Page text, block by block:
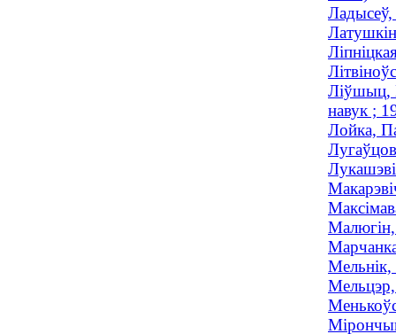
Ладысеў,
Ліўшыц,
навук ;
Лойка,
Малюгін,
Мельнік,